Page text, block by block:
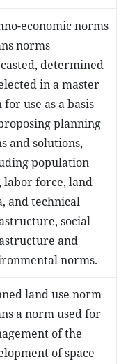
economic norms
norms
determined
in a master
for use as a basis
planning
and solutions,
population
labor force, land
and technical
social
and
norms.
land use norm
a norm used for
of the
of space